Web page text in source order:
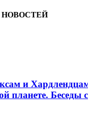
и
планете. Беседы